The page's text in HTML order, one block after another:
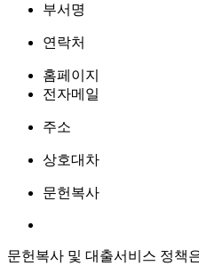
부서명
연락처
홈페이지
전자메일
주소
상호대차
문헌복사
문헌복사 및 대출서비스 정책